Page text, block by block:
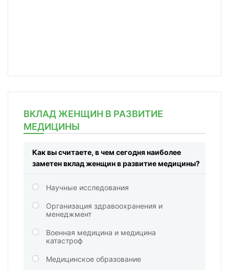
ВКЛАД ЖЕНЩИН В РАЗВИТИЕ
МЕДИЦИНЫ
Как вы считаете, в чем сегодня наиболее
заметен вклад женщин в развитие медицины?
Научные исследования
Организация здравоохранения и
менеджмент
Военная медицина и медицина
катастроф
Медицинское образование